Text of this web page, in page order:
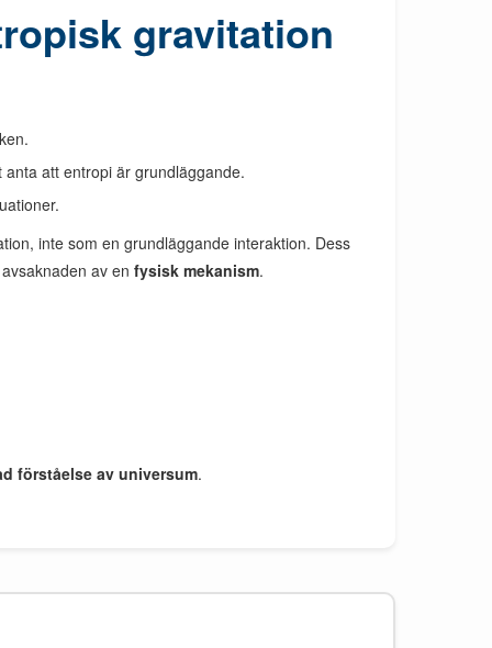
gravitation
att entropi är grundläggande.
inte som en grundläggande interaktion. Dess
av en fysisk mekanism.
förståelse av universum.